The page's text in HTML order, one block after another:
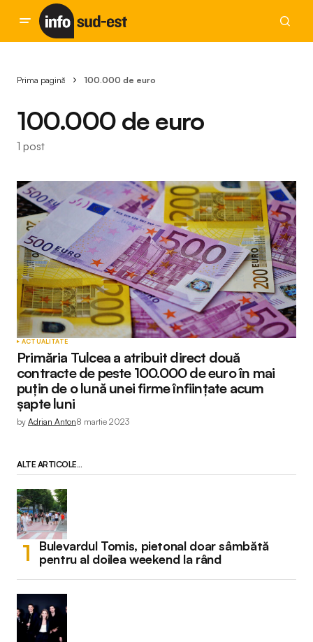
Prima pagină 100.000 de euro
100.000 de euro
1 post
ACTUALITATE
Primăria Tulcea a atribuit direct două
contracte de peste 100.000 de euro în mai
puțin de o lună unei firme înființate acum
șapte luni
by Adrian Anton8 martie 2023
ALTE ARTICOLE...
Bulevardul Tomis, pietonal doar sâmbătă
pentru al doilea weekend la rând